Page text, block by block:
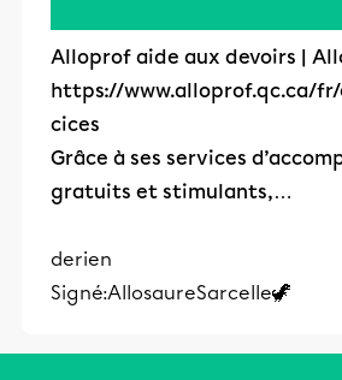
Alloprof aide aux devoirs |
https://www.alloprof.qc.ca/
cices
Grâce à ses services
gratuits et stimulants,…
derien
Signé:AllosaureSarcelle🦖